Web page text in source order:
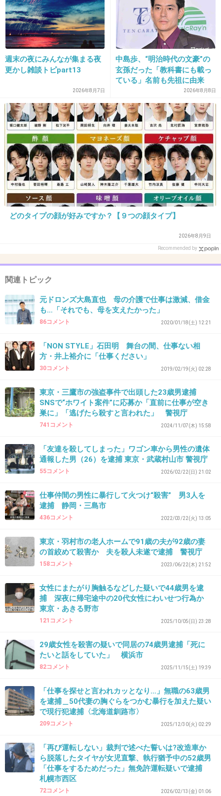
35. 匿名2026/06/03(水) 21:07:05
強盗殺人だから死刑だね。
+13 -0
36. 匿名 2026/06/03(水) 21:07:06
>>1
やっぱり叱られ慣れてないから忍耐力ないの？
+3 -3
2026/06/03(水) 21:07:07
>>22
38. 匿名2026/06/03(水) 21:07:09
>>19
刺したのは被害者の自宅
39. 匿名2026/06/03(水) 21:07:15
>>28
上司や部下に年齢は関係ないよ
-0
40. 匿名2026/06/03(水) 21:07:19
違うよ、同級生で同居してたんだよ。
41. 匿名2026/06/03(水) 21:07:38
罪を軽くするためなのかと勘繰ってしまうよ
ね。
-0
42. 匿名 2026/06/03(水) 21:07:57
刃物持ち歩いてるやつ多すぎだろ
+8 -1
43. 匿名 2026/06/03(水) 21:08:00
>>29
六四天安門事件
+3 -0
週末の夜にみんなが集まる夜
更かし雑談トピpart13
2026年8月7日
中島歩、“明治時代の文豪”の
玄孫だった「教科書にも載っ
ている」名前も先祖に由来
2026年8月8日
どのタイプの顔が好みですか？【９つの顔タイプ】
2026年8月9日
Recommended by
関連トピック
元ドロンズ大島直也 母の介護で仕事は激減、借金
も…「それでも、母を支えたかった」
86コメント 2020/01/18(土) 12:21
「NON STYLE」石田明 舞台の間、仕事ない相
方・井上裕介に「仕事ください」
30コメント 2019/02/19(火) 02:28
東京・三鷹市の強盗事件で出頭した23歳男逮捕
SNSで“ホワイト案件”に応募か「直前に仕事が空き
巣に」「逃げたら殺すと言われた」 警視庁
741コメント 2024/11/07(木) 15:58
「友達を殺してしまった」ワゴン車から男性の遺体
通報した男（26）を逮捕 東京・武蔵村山市 警視庁
55コメント 2026/02/22(日) 21:02
仕事仲間の男性に暴行して火つけ“殺害” 男3人を
逮捕 静岡・三島市
436コメント 2022/03/22(火) 13:05
東京・羽村市の老人ホームで91歳の夫が92歳の妻
の首絞めて殺害か 夫を殺人未遂で逮捕 警視庁
158コメント 2023/06/22(木) 21:52
女性にまたがり胸触るなどした疑いで44歳男を逮
捕 深夜に帰宅途中の20代女性にわいせつ行為か
東京・あきる野市
121コメント 2025/10/05(日) 23:28
29歳女性を殺害の疑いで同居の74歳男逮捕「死に
たいと話をしていた」 横浜市
82コメント 2025/11/15(土) 19:39
「仕事を探せと言われカッとなり…」無職の63歳男
を逮捕＿50代妻の胸ぐらをつかむ暴行を加えた疑い
で現行犯逮捕〈北海道釧路市〉
209コメント 2025/12/30(火) 02:29
「再び運転しない」裁判で述べた誓いは?改造車か
ら脱落したタイヤが女児直撃、執行猶予中の52歳男
「仕事をするためだった」無免許運転疑いで逮捕
札幌市西区
72コメント 2026/02/13(金) 01:06